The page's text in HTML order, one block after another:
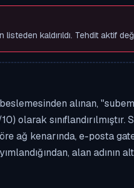
kaldırıldı. Tehdit aktif
alınan,
olarak
ağ kenarında, e-posta
alan adının